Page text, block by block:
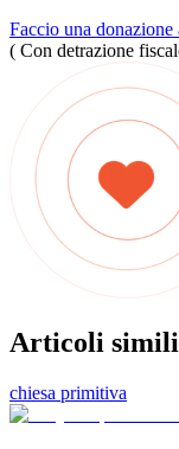
Faccio una donazione
( Con detrazione
Articoli simili
chiesa primitiva